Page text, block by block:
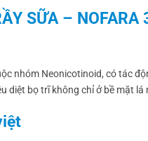
SỮA – NOFARA
nhóm Neonicotinoid, có tác
diệt bọ trĩ không chỉ ở bề mặt